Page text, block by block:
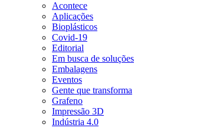
Acontece
Aplicações
Bioplásticos
Covid-19
Editorial
Em busca de soluções
Embalagens
Eventos
Gente que transforma
Grafeno
Impressão 3D
Indústria 4.0